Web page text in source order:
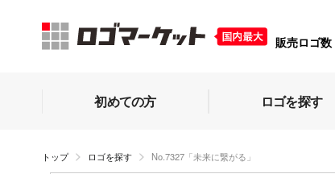
販売ロゴ数
初めての方 ロゴを探す
トップ ロゴを探す No.7327「未来に繋がる」